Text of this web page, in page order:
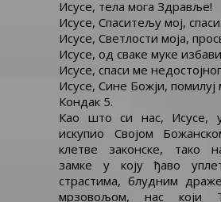
Исусе, тела мога Здравље!
Исусе, Спаситељу мој,
Исусе, Светлости моја,
Исусе, од сваке муке
Исусе, спаси ме
Исусе, Сине Божји, помилуј
Кондак 5.
Као што си нас, Исусе,
искупио Својом
клетве законске, тако
замке у коју ђаво
страстима, блудним
мрзовољом, нас који